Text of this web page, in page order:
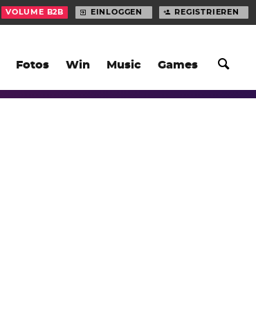
Fotos Win Music Games
VOLUME B2B EINLOGGEN REGISTRIEREN